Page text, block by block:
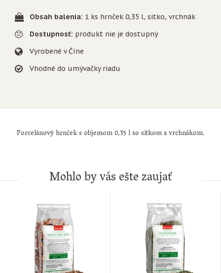
Obsah balenia: 1 ks hrnček 0,35 l, sitko, vrchnák
Dostupnosť: produkt nie je dostupný
Vyrobené v Číne
Vhodné do umývačky riadu
Porcelánový hrnček s objemom 0,35 l so sitkom a vrchnákom.
Mohlo by vás ešte zaujať